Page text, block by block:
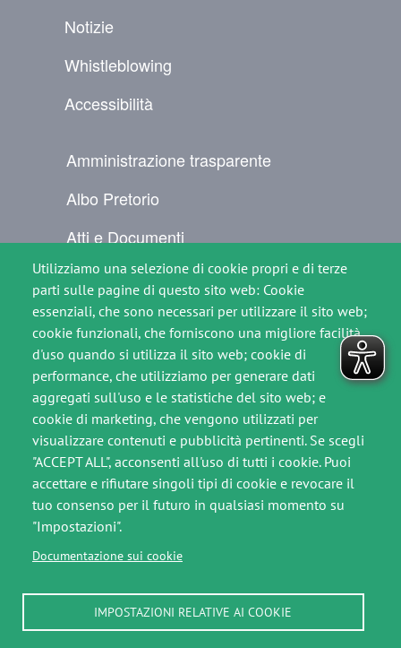
Utilizziamo una selezione di cookie propri e di terze
parti sulle pagine di questo sito web: Cookie
essenziali, che sono necessari per utilizzare il sito web;
cookie funzionali, che forniscono una migliore facilità
d'uso quando si utilizza il sito web; cookie di
performance, che utilizziamo per generare dati
aggregati sull'uso e le statistiche del sito web; e
cookie di marketing, che vengono utilizzati per
visualizzare contenuti e pubblicità pertinenti. Se scegli
"ACCEPT ALL", acconsenti all'uso di tutti i cookie. Puoi
accettare e rifiutare singoli tipi di cookie e revocare il
tuo consenso per il futuro in qualsiasi momento su
"Impostazioni".
Documentazione sui cookie
IMPOSTAZIONI RELATIVE AI COOKIE
Notizie
Whistleblowing
Accessibilità
Amministrazione trasparente
Albo Pretorio
Atti e Documenti
Per il cittadino
Comunicati Stampa
Contatti
SEGUICI SU
ImmagineImmagine
Footer slim
Crediti
Privacy Policy